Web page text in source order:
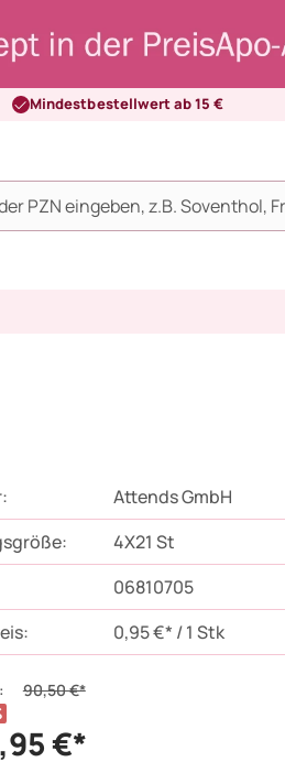
Mindestbestellwert ab 15 €
Attends GmbH
4X21 St
06810705
0,95 €* / 1 Stk
90,50 €*
€*